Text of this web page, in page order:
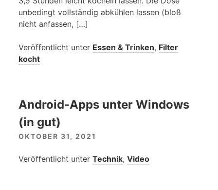
unbedingt vollständig abkühlen lassen (bloß
nicht anfassen, […]
Veröffentlicht unter Essen & Trinken, Filter
kocht
Android-Apps unter Windows
(in gut)
OKTOBER 31, 2021
Veröffentlicht unter Technik, Video